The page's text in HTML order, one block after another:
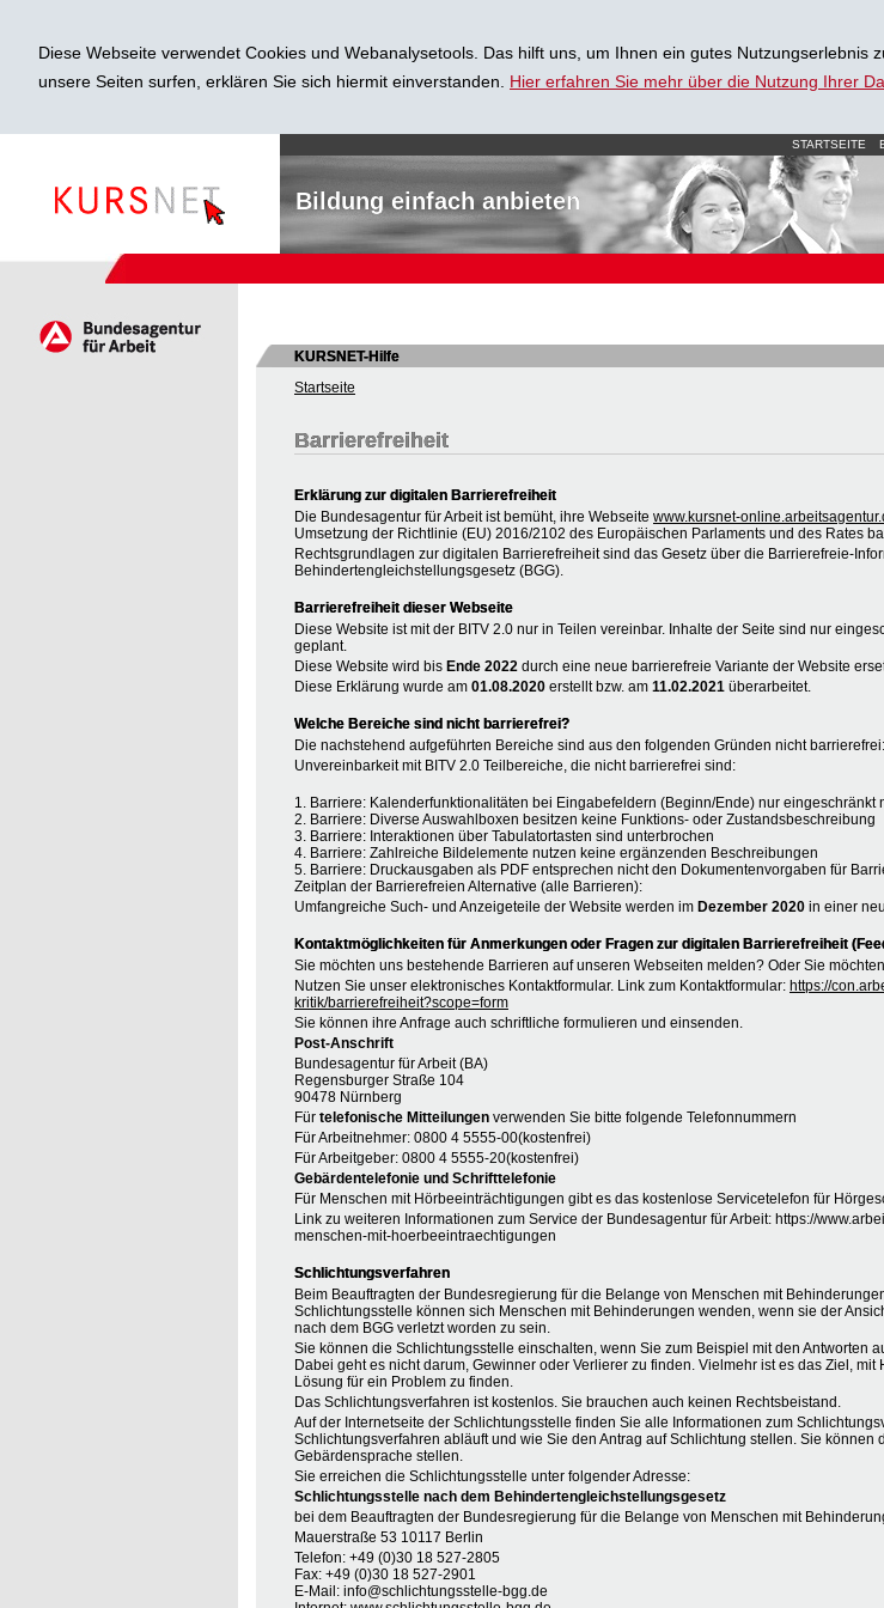
Diese Webseite verwendet Cookies und Webanalysetools. Das hilft uns, um Ihnen ein gutes Nutzungserlebnis
unsere Seiten surfen, erklären Sie sich hiermit einverstanden. Hier erfahren Sie mehr über die Nutzung Ihrer
STARTSEITE
Bildung einfach anbieten
KURSNET-Hilfe
Startseite
Barrierefreiheit
Erklärung zur digitalen Barrierefreiheit
Die Bundesagentur für Arbeit ist bemüht, ihre Webseite www.kursnet-
Umsetzung der Richtlinie (EU) 2016/2102 des Europäischen Parlaments und des Rates
Rechtsgrundlagen zur digitalen Barrierefreiheit sind das Gesetz über die Barrierefreie-
Behindertengleichstellungsgesetz (BGG).
Barrierefreiheit dieser Webseite
Diese Website ist mit der BITV 2.0 nur in Teilen vereinbar. Inhalte der Seite sind nur
geplant.
Diese Website wird bis Ende 2022 durch eine neue barrierefreie Variante der Website
Diese Erklärung wurde am 01.08.2020 erstellt bzw. am 11.02.2021 überarbeitet.
Welche Bereiche sind nicht barrierefrei?
Die nachstehend aufgeführten Bereiche sind aus den folgenden Gründen nicht barrierefrei:
Unvereinbarkeit mit BITV 2.0 Teilbereiche, die nicht barrierefrei sind:
1. Barriere: Kalenderfunktionalitäten bei Eingabefeldern (Beginn/Ende) nur eingeschränkt
2. Barriere: Diverse Auswahlboxen besitzen keine Funktions- oder Zustandsbeschreibung
3. Barriere: Interaktionen über Tabulatortasten sind unterbrochen
4. Barriere: Zahlreiche Bildelemente nutzen keine ergänzenden Beschreibungen
5. Barriere: Druckausgaben als PDF entsprechen nicht den Dokumentenvorgaben für
Zeitplan der Barrierefreien Alternative (alle Barrieren):
Umfangreiche Such- und Anzeigeteile der Website werden im Dezember 2020 in einer
Kontaktmöglichkeiten für Anmerkungen oder Fragen zur digitalen Barrierefreiheit
Sie möchten uns bestehende Barrieren auf unseren Webseiten melden? Oder Sie
Nutzen Sie unser elektronisches Kontaktformular. Link zum Kontaktformular: https://
kritik/barrierefreiheit?scope=form
Sie können ihre Anfrage auch schriftliche formulieren und einsenden.
Post-Anschrift
Bundesagentur für Arbeit (BA)
Regensburger Straße 104
90478 Nürnberg
Für telefonische Mitteilungen verwenden Sie bitte folgende Telefonnummern
Für Arbeitnehmer: 0800 4 5555-00(kostenfrei)
Für Arbeitgeber: 0800 4 5555-20(kostenfrei)
Gebärdentelefonie und Schrifttelefonie
Für Menschen mit Hörbeeinträchtigungen gibt es das kostenlose Servicetelefon für
Link zu weiteren Informationen zum Service der Bundesagentur für Arbeit: https://
menschen-mit-hoerbeeintraechtigungen
Schlichtungsverfahren
Beim Beauftragten der Bundesregierung für die Belange von Menschen mit
Schlichtungsstelle können sich Menschen mit Behinderungen wenden, wenn sie der
nach dem BGG verletzt worden zu sein.
Sie können die Schlichtungsstelle einschalten, wenn Sie zum Beispiel mit den Antworten
Dabei geht es nicht darum, Gewinner oder Verlierer zu finden. Vielmehr ist es das Ziel,
Lösung für ein Problem zu finden.
Das Schlichtungsverfahren ist kostenlos. Sie brauchen auch keinen Rechtsbeistand.
Auf der Internetseite der Schlichtungsstelle finden Sie alle Informationen zum
Schlichtungsverfahren abläuft und wie Sie den Antrag auf Schlichtung stellen. Sie
Gebärdensprache stellen.
Sie erreichen die Schlichtungsstelle unter folgender Adresse:
Schlichtungsstelle nach dem Behindertengleichstellungsgesetz
bei dem Beauftragten der Bundesregierung für die Belange von Menschen mit
Mauerstraße 53 10117 Berlin
Telefon: +49 (0)30 18 527-2805
Fax: +49 (0)30 18 527-2901
E-Mail: info@schlichtungsstelle-bgg.de